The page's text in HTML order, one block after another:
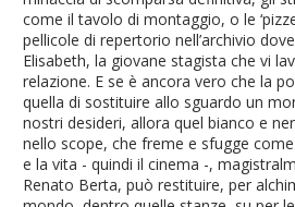
come il tavolo di montaggio, o le
pellicole di repertorio nell’archivio
Elisabeth, la giovane stagista che vi
relazione. E se è ancora vero che la
quella di sostituire allo sguardo un
nostri desideri, allora quel bianco e
nello scope, che freme e sfugge
e la vita - quindi il cinema -,
Renato Berta, può restituire, per